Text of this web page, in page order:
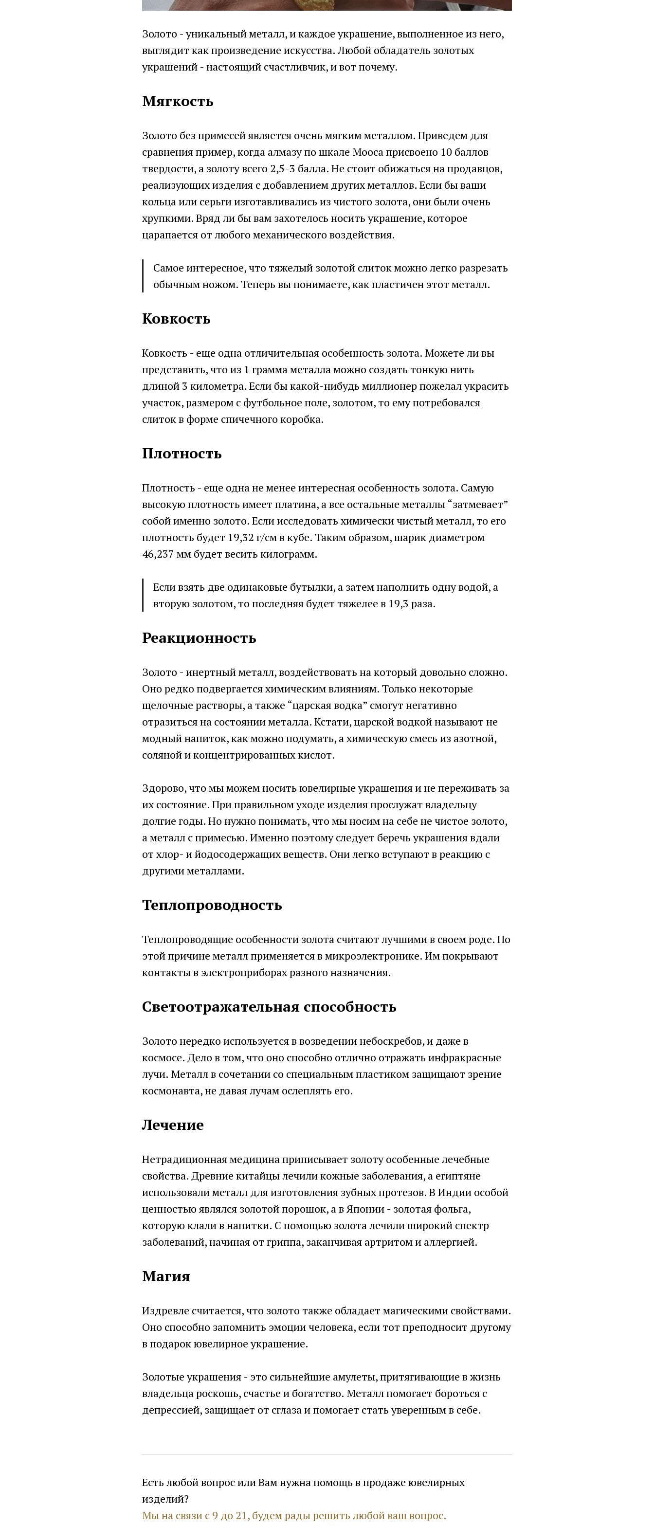
Золото - уникальный металл, и каждое украшение, выполненное из него,
выглядит как произведение искусства. Любой обладатель золотых
украшений - настоящий счастливчик, и вот почему.
Мягкость
Золото без примесей является очень мягким металлом. Приведем для
сравнения пример, когда алмазу по шкале Мооса присвоено 10 баллов
твердости, а золоту всего 2,5-3 балла. Не стоит обижаться на продавцов,
реализующих изделия с добавлением других металлов. Если бы ваши
кольца или серьги изготавливались из чистого золота, они были очень
хрупкими. Вряд ли бы вам захотелось носить украшение, которое
царапается от любого механического воздействия.
Самое интересное, что тяжелый золотой слиток можно легко разрезать
обычным ножом. Теперь вы понимаете, как пластичен этот металл.
Ковкость
Ковкость - еще одна отличительная особенность золота. Можете ли вы
представить, что из 1 грамма металла можно создать тонкую нить
длиной 3 километра. Если бы какой-нибудь миллионер пожелал украсить
участок, размером с футбольное поле, золотом, то ему потребовался
слиток в форме спичечного коробка.
Плотность
Плотность - еще одна не менее интересная особенность золота. Самую
высокую плотность имеет платина, а все остальные металлы “затмевает”
собой именно золото. Если исследовать химически чистый металл, то его
плотность будет 19,32 г/см в кубе. Таким образом, шарик диаметром
46,237 мм будет весить килограмм.
Если взять две одинаковые бутылки, а затем наполнить одну водой, а
вторую золотом, то последняя будет тяжелее в 19,3 раза.
Реакционность
Золото - инертный металл, воздействовать на который довольно сложно.
Оно редко подвергается химическим влияниям. Только некоторые
щелочные растворы, а также “царская водка” смогут негативно
отразиться на состоянии металла. Кстати, царской водкой называют не
модный напиток, как можно подумать, а химическую смесь из азотной,
соляной и концентрированных кислот.
Здорово, что мы можем носить ювелирные украшения и не переживать за
их состояние. При правильном уходе изделия прослужат владельцу
долгие годы. Но нужно понимать, что мы носим на себе не чистое золото,
а металл с примесью. Именно поэтому следует беречь украшения вдали
от хлор- и йодосодержащих веществ. Они легко вступают в реакцию с
другими металлами.
Теплопроводность
Теплопроводящие особенности золота считают лучшими в своем роде. По
этой причине металл применяется в микроэлектронике. Им покрывают
контакты в электроприборах разного назначения.
Светоотражательная способность
Золото нередко используется в возведении небоскребов, и даже в
космосе. Дело в том, что оно способно отлично отражать инфракрасные
лучи. Металл в сочетании со специальным пластиком защищают зрение
космонавта, не давая лучам ослеплять его.
Лечение
Нетрадиционная медицина приписывает золоту особенные лечебные
свойства. Древние китайцы лечили кожные заболевания, а египтяне
использовали металл для изготовления зубных протезов. В Индии особой
ценностью являлся золотой порошок, а в Японии - золотая фольга,
которую клали в напитки. С помощью золота лечили широкий спектр
заболеваний, начиная от гриппа, заканчивая артритом и аллергией.
Магия
Издревле считается, что золото также обладает магическими свойствами.
Оно способно запомнить эмоции человека, если тот преподносит другому
в подарок ювелирное украшение.
Золотые украшения - это сильнейшие амулеты, притягивающие в жизнь
владельца роскошь, счастье и богатство. Металл помогает бороться с
депрессией, защищает от сглаза и помогает стать уверенным в себе.
Есть любой вопрос или Вам нужна помощь в продаже ювелирных
изделий?
Мы на связи с 9 до 21, будем рады решить любой ваш вопрос.